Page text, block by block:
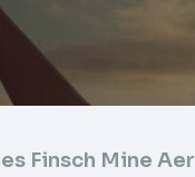
Finsch Mine